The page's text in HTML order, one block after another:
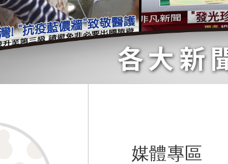
媒體專區